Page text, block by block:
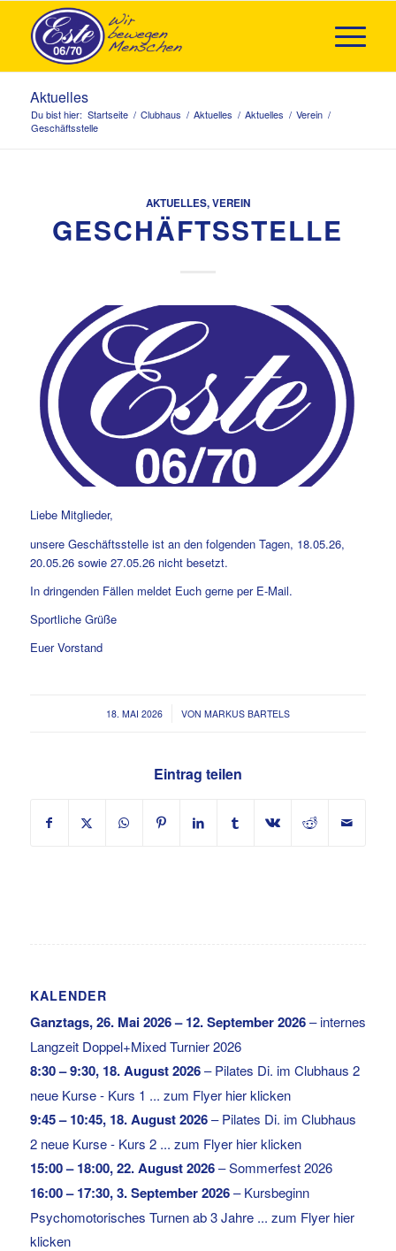
Aktuelles
Du bist hier: Startseite / Clubhaus / Aktuelles / Aktuelles / Verein /
Geschäftsstelle
AKTUELLES,VEREIN
GESCHÄFTSSTELLE
Liebe Mitglieder,
unsere Geschäftsstelle ist an den folgenden Tagen, 18.05.26,
20.05.26 sowie 27.05.26 nicht besetzt.
In dringenden Fällen meldet Euch gerne per E-Mail.
Sportliche Grüße
Euer Vorstand
18. MAI 2026
/ VON MARKUS BARTELS
Eintrag teilen
KALENDER
Ganztags,26. Mai 2026– 12. September 2026–internes
Langzeit Doppel+Mixed Turnier 2026
8:30– 9:30, 18. August 2026–Pilates Di. im Clubhaus 2
neue Kurse - Kurs 1 ... zum Flyer hier klicken
9:45– 10:45, 18. August 2026–Pilates Di. im Clubhaus
2 neue Kurse - Kurs 2 ... zum Flyer hier klicken
15:00– 18:00,22. August 2026–Sommerfest 2026
16:00– 17:30,3. September 2026–Kursbeginn
Psychomotorisches Turnen ab 3 Jahre ... zum Flyer hier
klicken